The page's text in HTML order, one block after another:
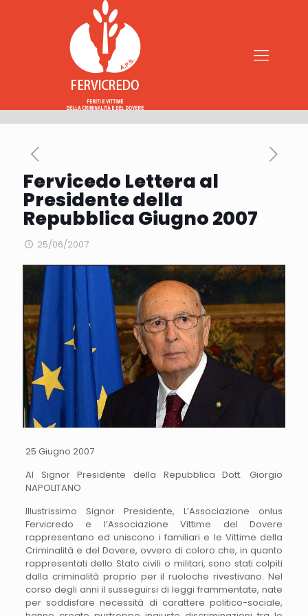
Fervicedo Lettera al
Presidente della
Repubblica Giugno 2007
25/06/2007
25 Giugno 2007
Al Signor Presidente della Repubblica Dott. Giorgio
NAPOLITANO
Illustrissimo Signor Presidente, L’Associazione onlus
Fervicredo e l’Associazione Vittime del Dovere
rappresentano ed uniscono i familiari e le Vittime della
Criminalità e del Dovere, ovvero di coloro che, in quanto
rappresentati dello Stato civili o militari, sono stati colpiti
dalla criminalità proprio per il ruoloche rivestivano. Nel
corso degli anni il susseguirsi di leggi frammentate, nate
per soddisfare necessità di carattere politico-sociale,